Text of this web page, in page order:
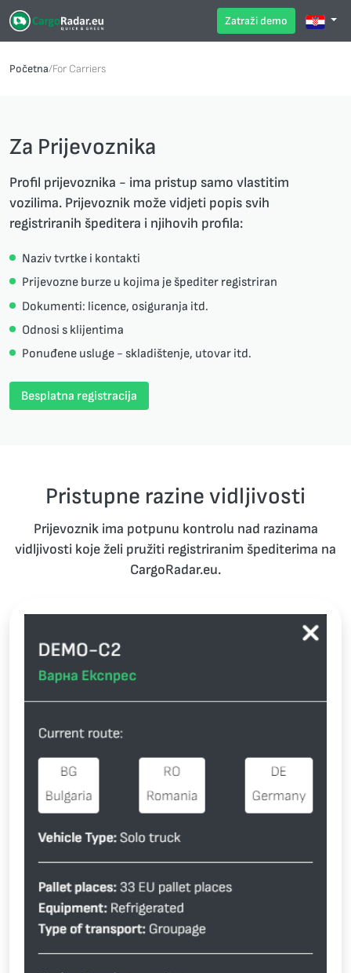
Zatraži demo
Početna/For Carriers
Za Prijevoznika
Profil prijevoznika - ima pristup samo vlastitim
vozilima. Prijevoznik može vidjeti popis svih
registriranih špeditera i njihovih profila:
Naziv tvrtke i kontakti
Prijevozne burze u kojima je špediter registriran
Dokumenti: licence, osiguranja itd.
Odnosi s klijentima
Ponuđene usluge - skladištenje, utovar itd.
Besplatna registracija
Pristupne razine vidljivosti
Prijevoznik ima potpunu kontrolu nad razinama
vidljivosti koje želi pružiti registriranim špediterima na
CargoRadar.eu.